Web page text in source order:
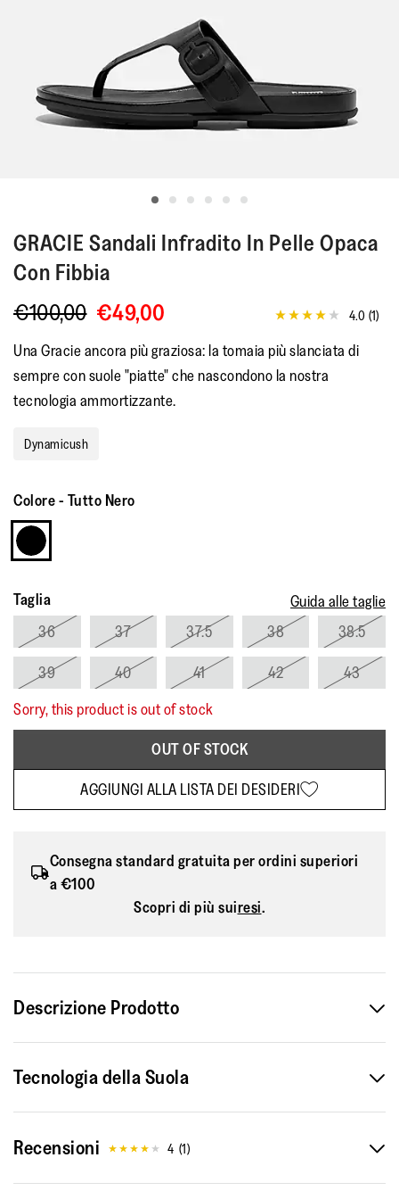
GRACIE Sandali Infradito In Pelle Opaca
Con Fibbia
€100,00 €49,00
4.0
su
,
4.0 (1)
Una Gracie ancora più graziosa: la tomaia più slanciata di
sempre con suole "piatte" che nascondono la nostra
tecnologia ammortizzante.
Dynamicush
Colore- Tutto Nero
Taglia
Guida alle taglie
36
37 37.5 38 38.5
39 40 41 42
43
Sorry, this product is out of stock
OUT OF STOCK
AGGIUNGI ALLA LISTA DEI DESIDERI
Consegna standard gratuita per ordini superiori
a €100
Scopri di più suiresi.
Descrizione Prodotto
graziosa, rivisitata con una tomaia più slanciata e snella
eppure basta calzarle per provare una sensazione di
Tecnologia della Suola
Recensioni 4 (1)